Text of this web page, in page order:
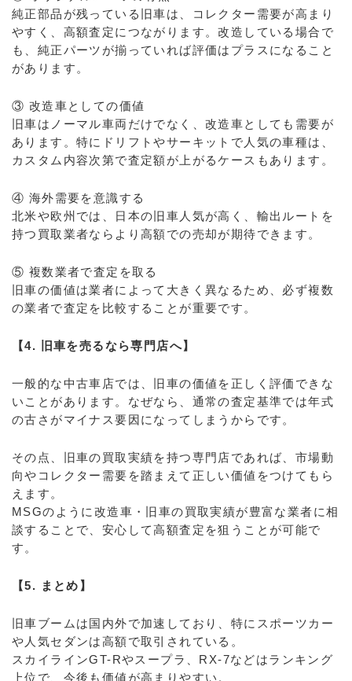
純正部品が残っている旧車は、コレクター需要が高まり
やすく、高額査定につながります。改造している場合で
も、純正パーツが揃っていれば評価はプラスになること
があります。
③ 改造車としての価値
旧車はノーマル車両だけでなく、改造車としても需要が
あります。特にドリフトやサーキットで人気の車種は、
カスタム内容次第で査定額が上がるケースもあります。
④ 海外需要を意識する
北米や欧州では、日本の旧車人気が高く、輸出ルートを
持つ買取業者ならより高額での売却が期待できます。
⑤ 複数業者で査定を取る
旧車の価値は業者によって大きく異なるため、必ず複数
の業者で査定を比較することが重要です。
【4. 旧車を売るなら専門店へ】
一般的な中古車店では、旧車の価値を正しく評価できな
いことがあります。なぜなら、通常の査定基準では年式
の古さがマイナス要因になってしまうからです。
その点、旧車の買取実績を持つ専門店であれば、市場動
向やコレクター需要を踏まえて正しい価値をつけてもら
えます。
MSGのように改造車・旧車の買取実績が豊富な業者に相
談することで、安心して高額査定を狙うことが可能で
す。
【5. まとめ】
旧車ブームは国内外で加速しており、特にスポーツカー
や人気セダンは高額で取引されている。
スカイラインGT-Rやスープラ、RX-7などはランキング
上位で、今後も価値が高まりやすい。